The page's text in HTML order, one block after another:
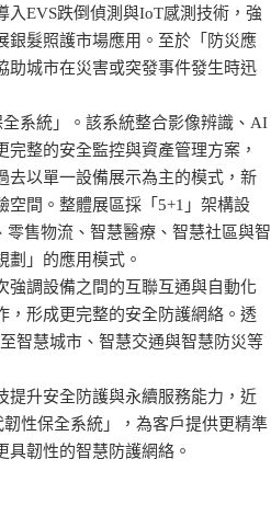
EVS跌倒偵測與IoT感測技術，強
銀髮照護市場應用。至於「防災應
助城市在災害或突發事件發生時迅
全系統」。該系統整合影像辨識、AI
整的安全監控與資產管理方案，
去以單一設備展示為主的模式，新
空間。整體展區採「5+1」架構設
零售物流、智慧醫療、智慧社區與智
劃」的應用模式。
強調設備之間的互聯互通與自動化
，形成更完整的安全防護網絡。透
智慧城市、智慧交通與智慧防災等
提升安全防護與永續服務能力，近
性保全系統」，為客戶提供更精準
韌性的智慧防護網絡。